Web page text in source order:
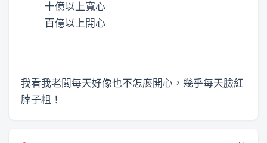
十億以上寬心
百億以上開心
我看我老闆每天好像也不怎麼開心，幾乎每天臉紅
脖子粗！